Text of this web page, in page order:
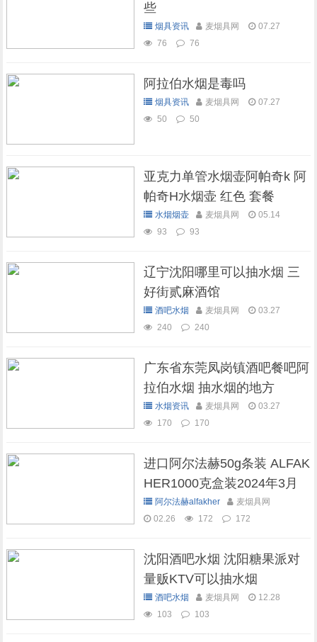
些
烟具资讯 麦烟具网
07.27
76
76
阿拉伯水烟是毒吗
烟具资讯 麦烟具网
07.27
50
50
亚克力单管水烟壶阿帕奇k 阿
帕奇H水烟壶 红色 套餐
水烟烟壶 麦烟具网
05.14
93
93
辽宁沈阳哪里可以抽水烟 三
好街贰麻酒馆
酒吧水烟 麦烟具网
03.27
240
240
广东省东莞凤岗镇酒吧餐吧阿
拉伯水烟 抽水烟的地方
水烟资讯 麦烟具网
03.27
170
170
进口阿尔法赫50g条装 ALFAK
HER1000克盒装2024年3月
现货库存
阿尔法赫alfakher
麦烟具网
02.26
172 172
沈阳酒吧水烟 沈阳糖果派对
量贩KTV可以抽水烟
酒吧水烟 麦烟具网
12.28
103
103